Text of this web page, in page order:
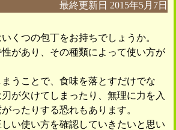
最終更新日 2015年5月7日
くつの包丁をお持ちでしょうか。
があり、その種類によって使い方が
うことで、食味を落とすだけでな
が欠けてしまったり、無理に力を入
ったりする恐れもあります。
い使い方を確認していきたいと思い